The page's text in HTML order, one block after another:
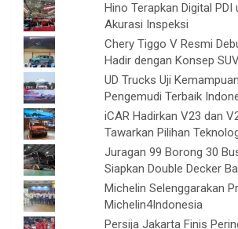
Hino Terapkan Digital
Akurasi Inspeksi
Chery Tiggo V Resmi
Hadir dengan Konsep
UD Trucks Uji
Pengemudi Terbaik
iCAR Hadirkan V23 dan
Tawarkan Pilihan
Juragan 99 Borong 30
Siapkan Double Decker
Michelin Selenggarakan
Michelin4Indonesia
Persija Jakarta Finis